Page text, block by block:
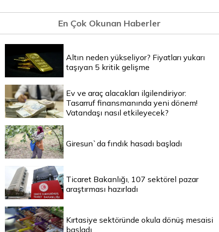
En Çok Okunan Haberler
Altın neden yükseliyor? Fiyatları yukarı
taşıyan 5 kritik gelişme
Ev ve araç alacakları ilgilendiriyor:
Tasarruf finansmanında yeni dönem!
Vatandaşı nasıl etkileyecek?
Giresun`da fındık hasadı başladı
Ticaret Bakanlığı, 107 sektörel pazar
araştırması hazırladı
Kırtasiye sektöründe okula dönüş mesaisi
başladı